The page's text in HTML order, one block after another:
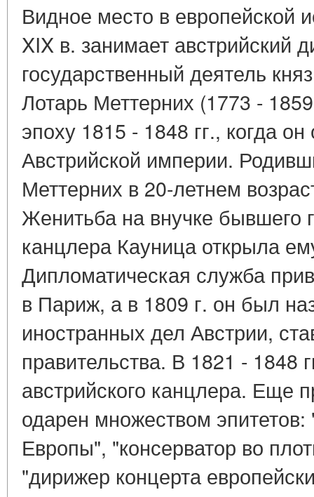
Видное место в европейской
XIX в. занимает австрийский
государственный деятель
Лотарь Меттерних (1773 -
эпоху 1815 - 1848 гг., когда
Австрийской империи.
Меттерних в 20-летнем
Женитьба на внучке бывшего
канцлера Кауница открыла
Дипломатическая служба
в Париж, а в 1809 г. он был
иностранных дел Австрии,
правительства. В 1821 - 1848
австрийского канцлера. Еще
одарен множеством
Европы", "консерватор во
"дирижер концерта